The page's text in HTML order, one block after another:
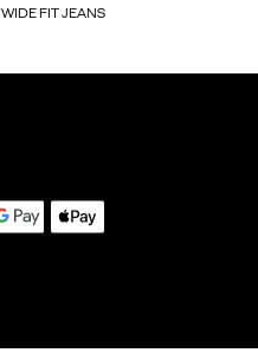
WIDE FIT JEANS